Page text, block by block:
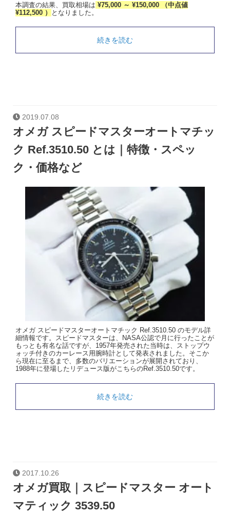
本調査の結果、買取相場は ¥75,000 ～ ¥150,000 （中点値
¥112,500 ）
となりました。
続きを読む
2019.07.08
オメガ スピードマスターオートマチッ
ク Ref.3510.50 とは｜特徴・スペッ
ク・価格など
オメガ スピードマスターオートマチック Ref.3510.50 のモデル詳
細情報です。スピードマスターは、NASA公認で月に行ったことが
もっとも有名な話ですが、1957年発売された当時は、ストップウ
ォッチ付きのカーレース用腕時計として発表されました。そこか
ら現在に至るまで、多数のバリエーションが展開されており、
1988年に登場したリデュース版がこちらのRef.3510.50です。
続きを読む
2017.10.26
オメガ買取｜スピードマスター オート
マティック 3539.50